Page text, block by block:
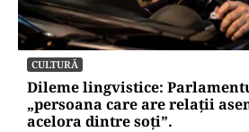
CULTURĂ
Dileme lingvistice:
„persoana care are relații
acelora dintre soți”.